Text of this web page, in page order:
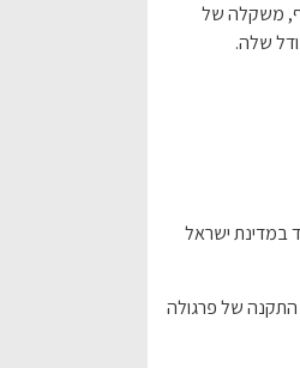
משקלה של
שלה.
במדינת ישראל
התקנה של פרגולה